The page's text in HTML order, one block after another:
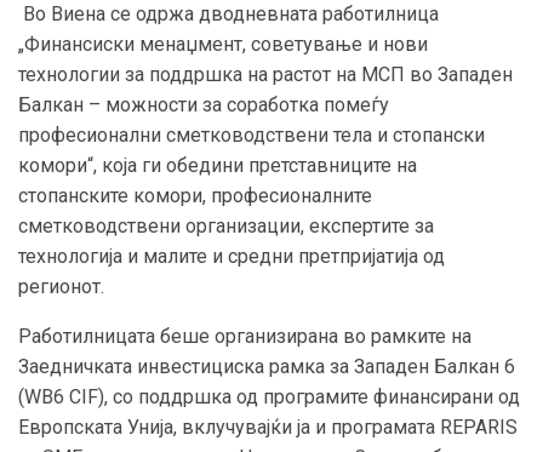
Во Виена се одржа дводневната работилница
„Финансиски менаџмент, советување и нови
технологии за поддршка на растот на МСП во Западен
Балкан – можности за соработка помеѓу
професионални сметководствени тела и стопански
комори“, која ги обедини претставниците на
стопанските комори, професионалните
сметководствени организации, експертите за
технологија и малите и средни претпријатија од
регионот.
Работилницата беше организирана во рамките на
Заедничката инвестициска рамка за Западен Балкан 6
(WB6 CIF), со поддршка од програмите финансирани од
Европската Унија, вклучувајќи ја и програмата REPARIS